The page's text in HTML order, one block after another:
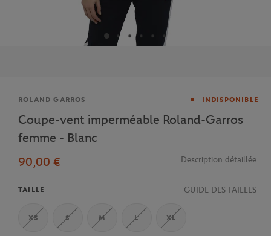
Marque
ROLAND GARROS INDISPONIBLE
Coupe-vent imperméable Roland-Garros
femme - Blanc
90,00 €
Description détaillée
TAILLE GUIDE DES TAILLES
XS S M L XL